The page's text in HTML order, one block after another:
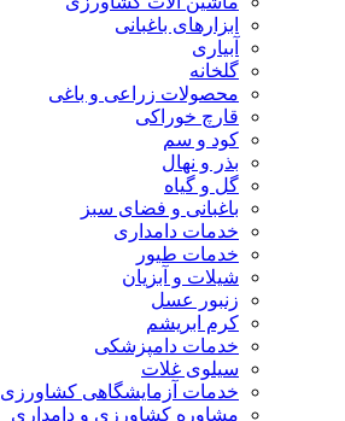
ابزارهای باغبانی
آبیاری
گلخانه
محصولات زراعی و باغی
قارچ خوراکی
کود و سم
بذر و نهال
گل و گیاه
باغبانی و فضای سبز
خدمات دامداری
خدمات طیور
شیلات و آبزیان
زنبور عسل
کرم ابریشم
خدمات دامپزشکی
سیلوی غلات
خدمات آزمایشگاهی کشاورزی
مشاوره کشاورزی و دامداری